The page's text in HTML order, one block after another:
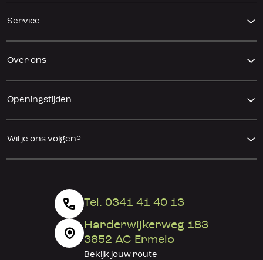
Service
Over ons
Openingstijden
Wil je ons volgen?
Tel. 0341 41 40 13
Harderwijkerweg 183
3852 AC Ermelo
Bekijk jouw route